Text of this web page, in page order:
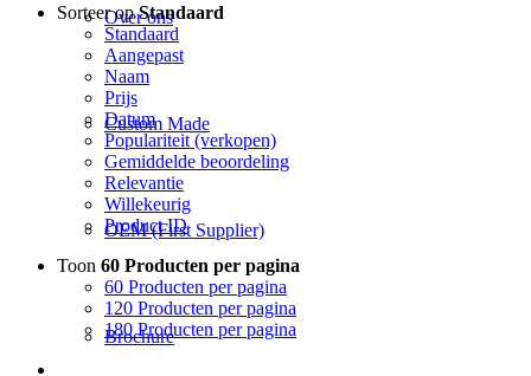
Over ons
Custom Made
OEM (First Supplier)
Brochure
Sorteer opStandaard
Standaard
Aangepast
Naam
Prijs
Datum
Populariteit (verkopen)
Gemiddelde beoordeling
Relevantie
Willekeurig
Product ID
Toon 60 Producten per pagina
60 Producten per pagina
120 Producten per pagina
180 Producten per pagina